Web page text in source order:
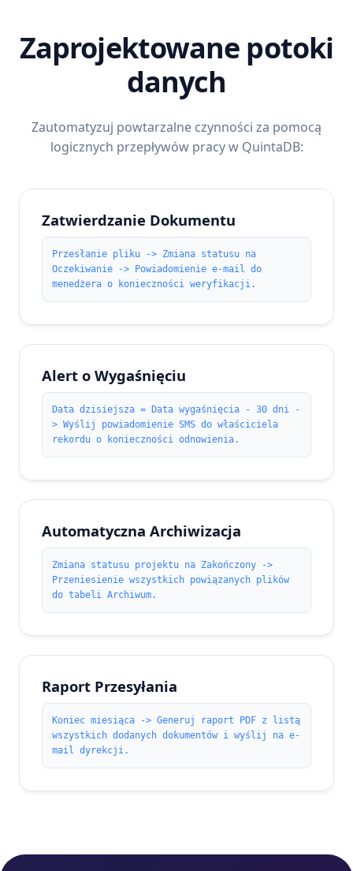
Zaprojektowane potoki
danych
Zautomatyzuj powtarzalne czynności za pomocą
logicznych przepływów pracy w QuintaDB:
Zatwierdzanie Dokumentu
Przesłanie pliku -> Zmiana statusu na
Oczekiwanie -> Powiadomienie e-mail do
menedżera o konieczności weryfikacji.
Alert o Wygaśnięciu
Data dzisiejsza = Data wygaśnięcia - 30 dni -
> Wyślij powiadomienie SMS do właściciela
rekordu o konieczności odnowienia.
Automatyczna Archiwizacja
Zmiana statusu projektu na Zakończony ->
Przeniesienie wszystkich powiązanych plików
do tabeli Archiwum.
Raport Przesyłania
Koniec miesiąca -> Generuj raport PDF z listą
wszystkich dodanych dokumentów i wyślij na e-
mail dyrekcji.